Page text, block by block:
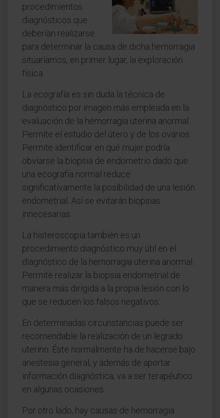
procedimientos
diagnósticos que
deberían realizarse
para determinar la causa de dicha hemorragia
situaríamos, en primer lugar, la exploración
física.
La ecografía es sin duda la técnica de
diagnóstico por imagen más empleada en la
evaluación de la hemorragia uterina anormal.
Permite el estudio del útero y de los ovarios.
Permite identificar en qué mujer podría
obviarse la biopsia de endometrio dado que
una ecografía normal reduce
significativamente la posibilidad de una lesión
endometrial. Así se evitarán biopsias
innecesarias.
La histeroscopia también es un
procedimiento diagnóstico muy útil en el
diagnóstico de la hemorragia uterina anormal.
Permite realizar la biopsia endometrial de
manera más dirigida a la propia lesión con lo
que se reducen los falsos negativos.
En determinadas circunstancias puede ser
recomendable la realización de un legrado
uterino. Éste normalmente ha de hacerse bajo
anestesia general, y además de aportar
información diagnóstica, va a ser terapéutico
en algunas ocasiones.
Por otro lado, hay causas de hemorragia